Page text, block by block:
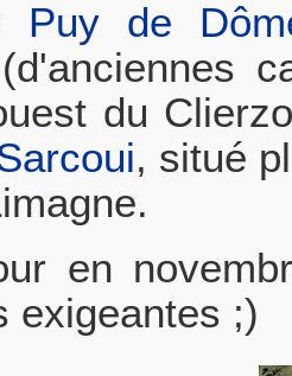
Puy de
du
, situé
en
exigeantes ;)